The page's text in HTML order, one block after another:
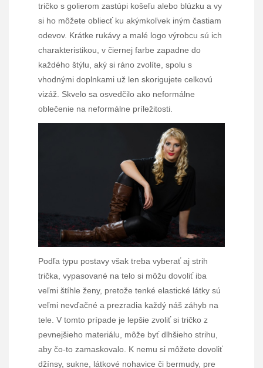
tričko s golierom zastúpi košeľu alebo blúzku a vy
si ho môžete obliecť ku akýmkoľvek iným častiam
odevov. Krátke rukávy a malé logo výrobcu sú ich
charakteristikou, v čiernej farbe zapadne do
každého štýlu, aký si ráno zvolíte, spolu s
vhodnými doplnkami už len skorigujete celkovú
vizáž. Skvelo sa osvedčilo ako neformálne
oblečenie na neformálne príležitosti.
Podľa typu postavy však treba vyberať aj strih
trička, vypasované na telo si môžu dovoliť iba
veľmi štíhle ženy, pretože tenké elastické látky sú
veľmi nevďačné a prezradia každý náš záhyb na
tele. V tomto prípade je lepšie zvoliť si tričko z
pevnejšieho materiálu, môže byť dlhšieho strihu,
aby čo-to zamaskovalo. K nemu si môžete dovoliť
džínsy, sukne, látkové nohavice či bermudy, pre